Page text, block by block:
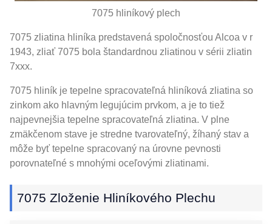
7075 hliníkový plech
7075 zliatina hliníka predstavená spoločnosťou Alcoa v r
1943, zliať 7075 bola štandardnou zliatinou v sérii zliatin
7xxx.
7075 hliník je tepelne spracovateľná hliníková zliatina so
zinkom ako hlavným legujúcim prvkom, a je to tiež
najpevnejšia tepelne spracovateľná zliatina. V plne
zmäkčenom stave je stredne tvarovateľný, žíhaný stav a
môže byť tepelne spracovaný na úrovne pevnosti
porovnateľné s mnohými oceľovými zliatinami.
7075 Zloženie Hliníkového Plechu